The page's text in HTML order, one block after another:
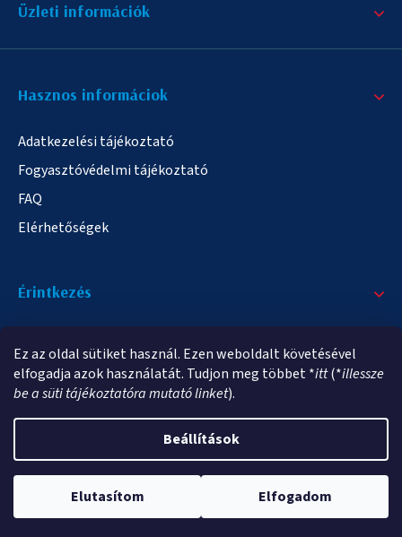
Ez az oldal sütiket használ. Ezen weboldalt követésével
elfogadja azok használatát. Tudjon meg többet *itt(*illessze
be a süti tájékoztatóra mutató linket).
Beállítások
Elutasítom Elfogadom
Üzleti információk
Hasznos informáciok
Adatkezelési tájékoztató
Fogyasztóvédelmi tájékoztató
FAQ
Elérhetőségek
Érintkezés
info@elampa.hu
Shoptet Premium készítette
elampa.hu. Minden jog fenntartva.